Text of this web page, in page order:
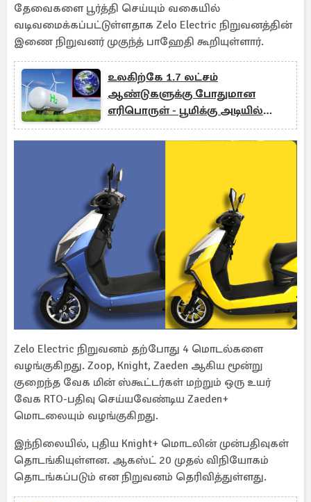
தேவைகளை பூர்த்தி செய்யும் வகையில்
வடிவமைக்கப்பட்டுள்ளதாக Zelo Electric நிறுவனத்தின்
இணை நிறுவனர் முகுந்த் பாஹேதி கூறியுள்ளார்.
உலகிற்கே 1.7 லட்சம்
ஆண்டுகளுக்கு போதுமான
எரிபொருள் - பூமிக்கு அடியில்
கண்டுபிடித்த விஞ்ஞானிகள்
Zelo Electric நிறுவனம் தற்போது 4 மொடல்களை
வழங்குகிறது. Zoop, Knight, Zaeden ஆகிய மூன்று
குறைந்த வேக மின் ஸ்கூட்டர்கள் மற்றும் ஒரு உயர்
வேக RTO-பதிவு செய்யவேண்டிய Zaeden+
மொடலையும் வழங்குகிறது.
இந்நிலையில், புதிய Knight+ மொடலின் முன்பதிவுகள்
தொடங்கியுள்ளன. ஆகஸ்ட் 20 முதல் விநியோகம்
தொடங்கப்படும் என நிறுவனம் தெரிவித்துள்ளது.